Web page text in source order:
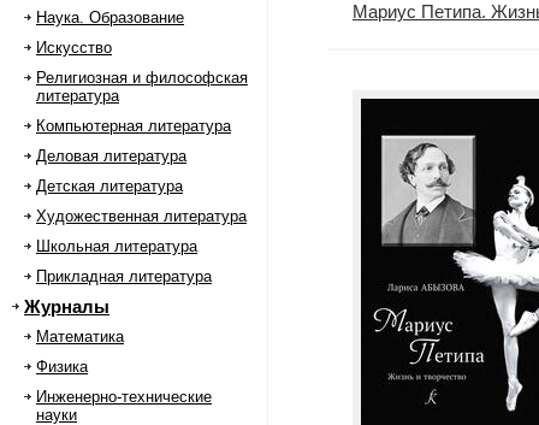
Наука. Образование
Искусство
Религиозная и философская
литература
Компьютерная литература
Деловая литература
Детская литература
Художественная литература
Школьная литература
Прикладная литература
Журналы
Математика
Физика
Инженерно-технические
науки
Мариус Петипа.